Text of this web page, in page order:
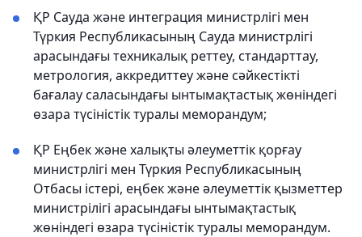
ҚР Сауда және интеграция министрлігі мен
Түркия Республикасының Сауда министрлігі
арасындағы техникалық реттеу, стандарттау,
метрология, аккредиттеу және сәйкестікті
бағалау саласындағы ынтымақтастық жөніндегі
өзара түсіністік туралы меморандум;
ҚР Еңбек және халықты әлеуметтік қорғау
министрлігі мен Түркия Республикасының
Отбасы істері, еңбек және әлеуметтік қызметтер
министрілігі арасындағы ынтымақтастық
жөніндегі өзара түсіністік туралы меморандум.